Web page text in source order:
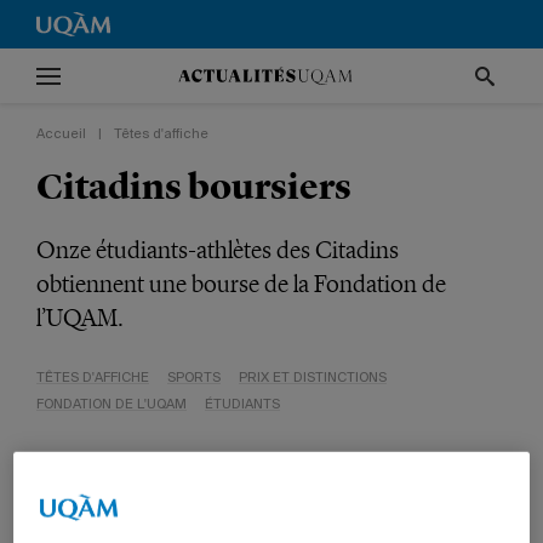
Accueil Têtes d'affiche
Citadins boursiers
Onze étudiants-athlètes des Citadins
obtiennent une bourse de la Fondation de
l’UQAM.
TÊTES D'AFFICHE SPORTS
PRIX ET DISTINCTIONS
FONDATION DE L'UQAM
ÉTUDIANTS